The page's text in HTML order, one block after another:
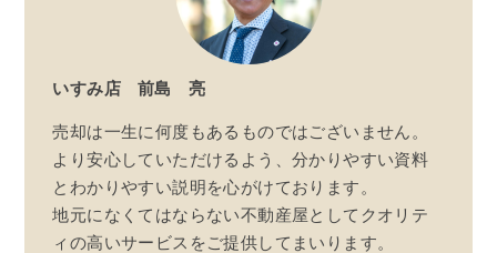
いすみ店 前島 亮
売却は一生に何度もあるものではございません。
より安心していただけるよう、分かりやすい資料
とわかりやすい説明を心がけております。
地元になくてはならない不動産屋としてクオリテ
ィの高いサービスをご提供してまいります。